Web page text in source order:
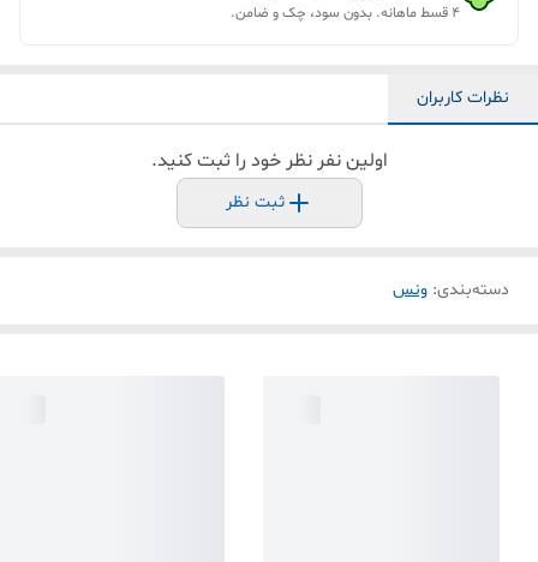
۴ قسط ماهانه. بدون سود، چک و ضامن.
نظرات کاربران
اولین نفر نظر خود را ثبت کنید.
ثبت نظر
دسته‌بندی: ونس